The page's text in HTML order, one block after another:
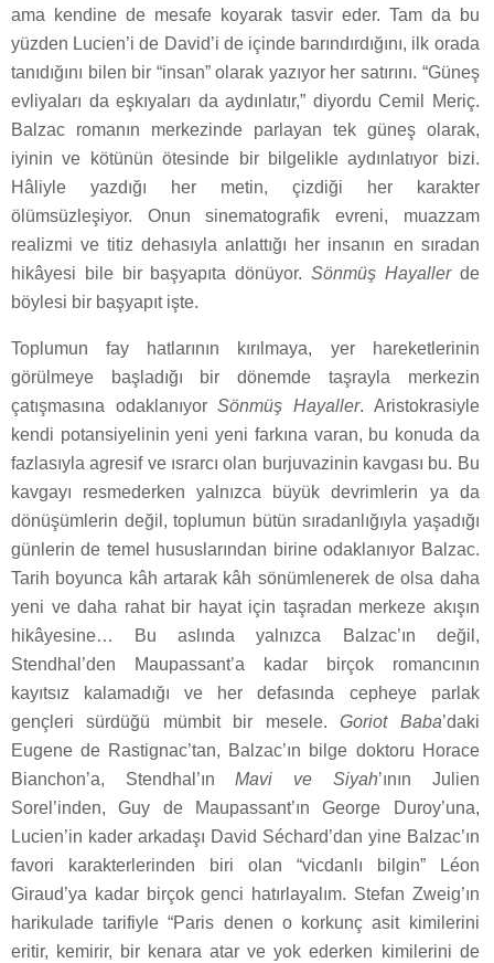
ama kendine de mesafe koyarak tasvir eder. Tam da bu
yüzden Lucien’i de David’i de içinde barındırdığını, ilk orada
tanıdığını bilen bir “insan” olarak yazıyor her satırını. “Güneş
evliyaları da eşkıyaları da aydınlatır,” diyordu Cemil Meriç.
Balzac romanın merkezinde parlayan tek güneş olarak,
iyinin ve kötünün ötesinde bir bilgelikle aydınlatıyor bizi.
Hâliyle yazdığı her metin, çizdiği her karakter
ölümsüzleşiyor. Onun sinematografik evreni, muazzam
realizmi ve titiz dehasıyla anlattığı her insanın en sıradan
hikâyesi bile bir başyapıta dönüyor.Sönmüş Hayallerde
böylesi bir başyapıt işte.
Toplumun fay hatlarının kırılmaya, yer hareketlerinin
görülmeye başladığı bir dönemde taşrayla merkezin
çatışmasına odaklanıyorSönmüş Hayaller. Aristokrasiyle
kendi potansiyelinin yeni yeni farkına varan, bu konuda da
fazlasıyla agresif ve ısrarcı olan burjuvazinin kavgası bu. Bu
kavgayı resmederken yalnızca büyük devrimlerin ya da
dönüşümlerin değil, toplumun bütün sıradanlığıyla yaşadığı
günlerin de temel hususlarından birine odaklanıyor Balzac.
Tarih boyunca kâh artarak kâh sönümlenerek de olsa daha
yeni ve daha rahat bir hayat için taşradan merkeze akışın
hikâyesine… Bu aslında yalnızca Balzac’ın değil,
Stendhal’den Maupassant’a kadar birçok romancının
kayıtsız kalamadığı ve her defasında cepheye parlak
gençleri sürdüğü mümbit bir mesele.Goriot Baba’daki
Eugene de Rastignac’tan, Balzac’ın bilge doktoru Horace
Bianchon’a, Stendhal’ınMavi ve Siyah’ının Julien
Sorel’inden, Guy de Maupassant’ın George Duroy’una,
Lucien’in kader arkadaşı David Séchard’dan yine Balzac’ın
favori karakterlerinden biri olan “vicdanlı bilgin” Léon
Giraud’ya kadar birçok genci hatırlayalım. Stefan Zweig’ın
harikulade tarifiyle “Paris denen o korkunç asit kimilerini
eritir, kemirir, bir kenara atar ve yok ederken kimilerini de